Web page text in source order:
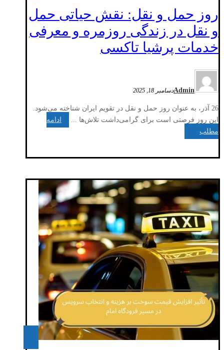
روز حمل و نقل: نقش حیاتی حمل
و نقل در زندگی روزمره و معرفی
خدمات پرشیا تاکسی
Adminدسامبر 18, 2025
26 آذر، به عنوان روز حمل و نقل در تقویم ایران شناخته می‌شود.
این روز فرصتی است برای گرامی‌داشت تلاش‌ها ...
ادامه
مطلب